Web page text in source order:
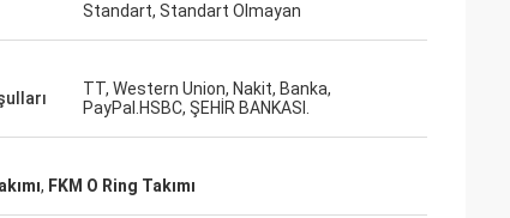
Standart, Standart Olmayan
TT, Western Union, Nakit, Banka,
PayPal.HSBC, ŞEHİR BANKASI.
, FKM O Ring Takımı